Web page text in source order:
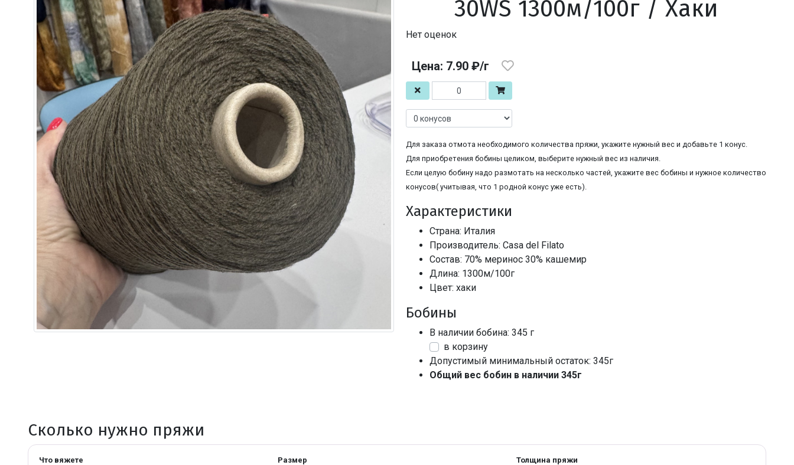
30WS 1300м/100г / Хаки
Нет оценок
Цена: 7.90 ₽/г
Для заказа отмота необходимого количества пряжи, укажите нужный вес и добавьте 1 конус.
Для приобретения бобины целиком, выберите нужный вес из наличия.
Если целую бобину надо размотать на несколько частей, укажите вес бобины и нужное количество
конусов( учитывая, что 1 родной конус уже есть).
Характеристики
Страна: Италия
Производитель: Casa del Filato
Состав: 70% меринос 30% кашемир
Длина: 1300м/100г
Цвет: хаки
Бобины
В наличии бобина: 345 г
в корзину
Допустимый минимальный остаток: 345г
Общий вес бобин в наличии 345г
Сколько нужно пряжи
Что вяжете Размер Толщина пряжи